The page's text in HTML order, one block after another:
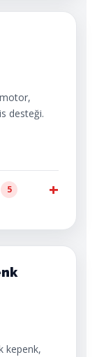
desteği.
5
kepenk,